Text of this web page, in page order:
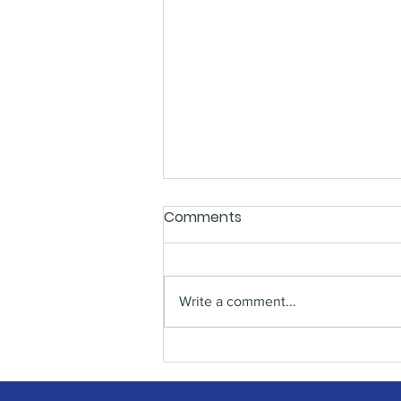
Lari Bareng 910 Runners
Bandung
Comments
Write a comment...